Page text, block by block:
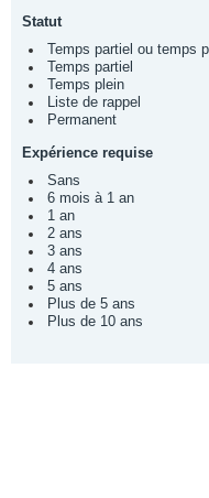
Statut
Temps partiel ou temps
Temps partiel
Temps plein
Liste de rappel
Permanent
Expérience requise
Sans
6 mois à 1 an
1 an
2 ans
3 ans
4 ans
5 ans
Plus de 5 ans
Plus de 10 ans